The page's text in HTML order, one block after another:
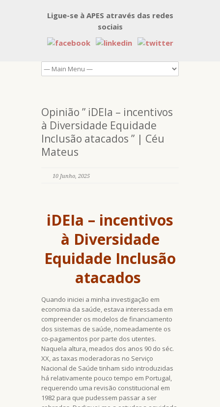
Ligue-se à APES através das redes
sociais
Opinião ” iDEIa – incentivos
à Diversidade Equidade
Inclusão atacados ” | Céu
Mateus
10 Junho, 2025
iDEIa – incentivos
à Diversidade
Equidade Inclusão
atacados
Quando iniciei a minha investigação em
economia da saúde, estava interessada em
compreender os modelos de financiamento
dos sistemas de saúde, nomeadamente os
co-pagamentos por parte dos utentes.
Naquela altura, meados dos anos 90 do séc.
XX, as taxas moderadoras no Serviço
Nacional de Saúde tinham sido introduzidas
há relativamente pouco tempo em Portugal,
requerendo uma revisão constitucional em
1982 para que pudessem passar a ser